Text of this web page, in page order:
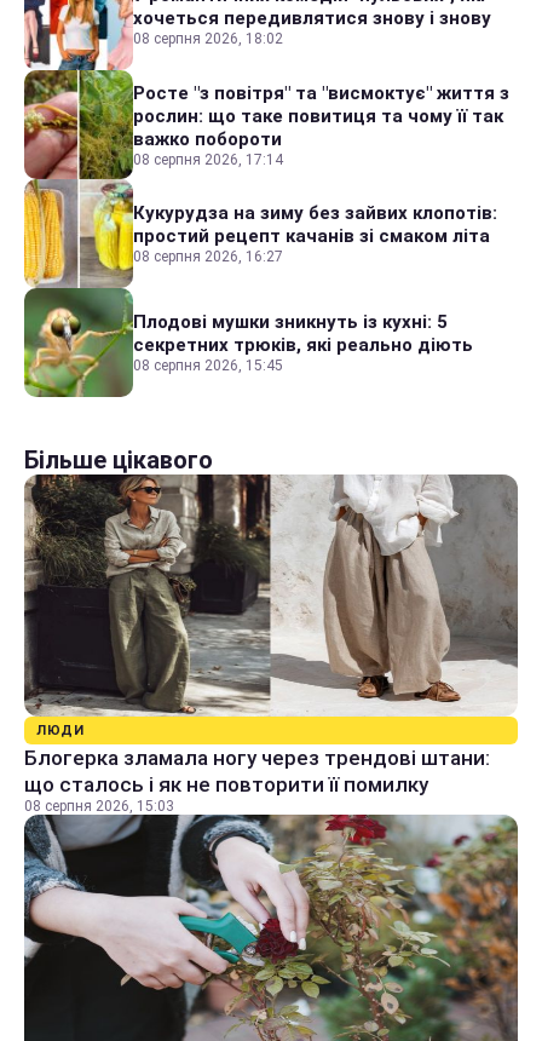
хочеться передивлятися знову і знову
08 серпня 2026, 18:02
Росте "з повітря" та "висмоктує" життя з
рослин: що таке повитиця та чому її так
важко побороти
08 серпня 2026, 17:14
Кукурудза на зиму без зайвих клопотів:
простий рецепт качанів зі смаком літа
08 серпня 2026, 16:27
Плодові мушки зникнуть із кухні: 5
секретних трюків, які реально діють
08 серпня 2026, 15:45
Більше цікавого
ЛЮДИ
Блогерка зламала ногу через трендові штани:
що сталось і як не повторити її помилку
08 серпня 2026, 15:03